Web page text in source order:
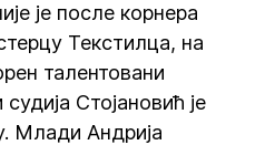
је после корнера
Текстилца, на
талентовани
Стојановић је
Млади Андрија